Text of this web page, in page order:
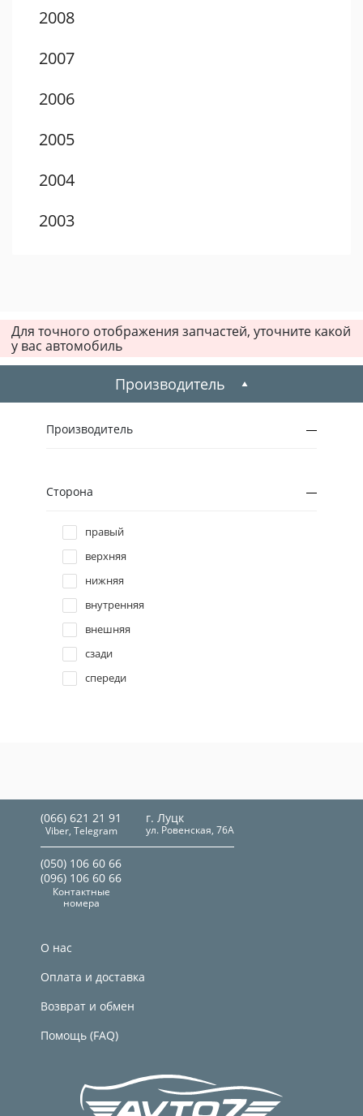
2008
2007
2006
2005
2004
2003
Для точного отображения запчастей, уточните какой
у вас автомобиль
Производитель
Производитель
Сторона
правый
верхняя
нижняя
внутренняя
внешняя
сзади
спереди
(066) 621 21 91
Viber, Telegram
г. Луцк
ул. Ровенская, 76А
(050) 106 60 66
(096) 106 60 66
Контактные
номера
О нас
Оплата и доставка
Возврат и обмен
Помощь (FAQ)